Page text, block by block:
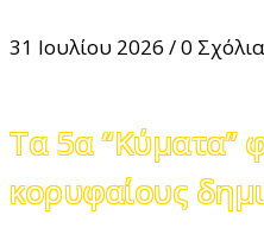
31 Ιουλίου 2026 /0 Σχόλια
Τα 5α “Κύματα”
κορυφαίους